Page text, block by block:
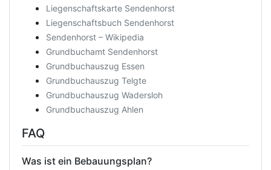
Liegenschaftskarte Sendenhorst
Liegenschaftsbuch Sendenhorst
Sendenhorst – Wikipedia
Grundbuchamt Sendenhorst
Grundbuchauszug Essen
Grundbuchauszug Telgte
Grundbuchauszug Wadersloh
Grundbuchauszug Ahlen
FAQ
Was ist ein Bebauungsplan?